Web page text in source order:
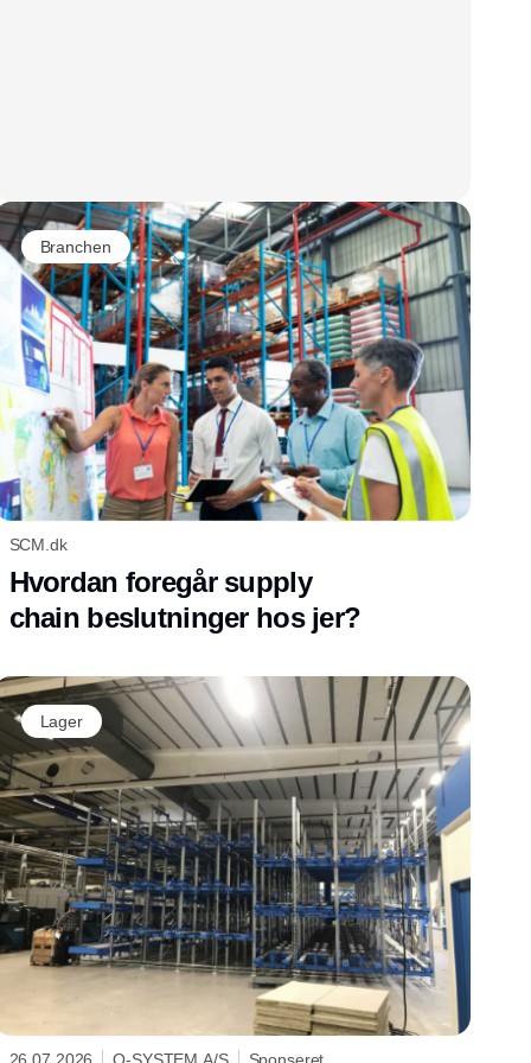
Branchen
SCM.dk
Hvordan foregår supply
chain beslutninger hos jer?
Lager